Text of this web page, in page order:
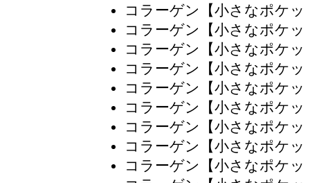
コラーゲン【小さなポケ
コラーゲン【小さなポケ
コラーゲン【小さなポケ
コラーゲン【小さなポケ
コラーゲン【小さなポケ
コラーゲン【小さなポケ
コラーゲン【小さなポケ
コラーゲン【小さなポケ
コラーゲン【小さなポケ